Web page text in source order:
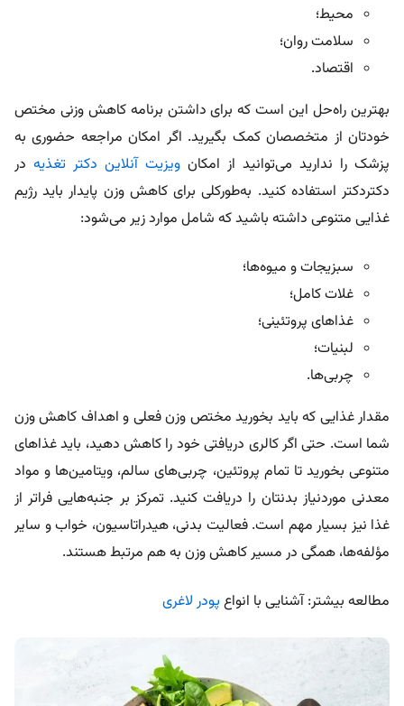
محیط؛
سلامت روان؛
اقتصاد.
بهترین راه‌حل این است که برای داشتن برنامه کاهش وزنی مختص
خودتان از متخصصان کمک بگیرید. اگر امکان مراجعه حضوری به
پزشک را ندارید می‌توانید از امکان ویزیت آنلاین دکتر تغذیه در
دکتردکتر استفاده کنید. به‌طورکلی برای کاهش وزن پایدار باید رژیم
غذایی متنوعی داشته باشید که شامل موارد زیر می‌شود:
سبزیجات و میوه‌ها؛
غلات کامل؛
غذاهای پروتئینی؛
لبنیات؛
چربی‌ها.
مقدار غذایی که باید بخورید مختص وزن فعلی و اهداف کاهش وزن
شما است. حتی اگر کالری دریافتی خود را کاهش دهید، باید غذاهای
متنوعی بخورید تا تمام پروتئین، چربی‌های سالم، ویتامین‌ها و مواد
معدنی موردنیاز بدنتان را دریافت کنید. تمرکز بر جنبه‌هایی فراتر از
غذا نیز بسیار مهم است. فعالیت بدنی، هیدراتاسیون، خواب و سایر
مؤلفه‌ها، همگی در مسیر کاهش وزن به هم مرتبط هستند.
مطالعه بیشتر: آشنایی با انواع پودر لاغری